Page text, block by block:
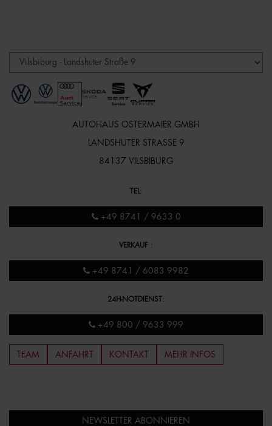
AUTOHAUS OSTERMAIER GMBH
LANDSHUTER STRASSE 9
84137 VILSBIBURG
TEL :
+49 8741 / 9633 0
VERKAUF :
+49 8741 / 6083 9982
24H-NOTDIENST:
+49 800 / 9633 999
TEAM ANFAHRT KONTAKT MEHR INFOS
NEWSLETTER ABONNIEREN